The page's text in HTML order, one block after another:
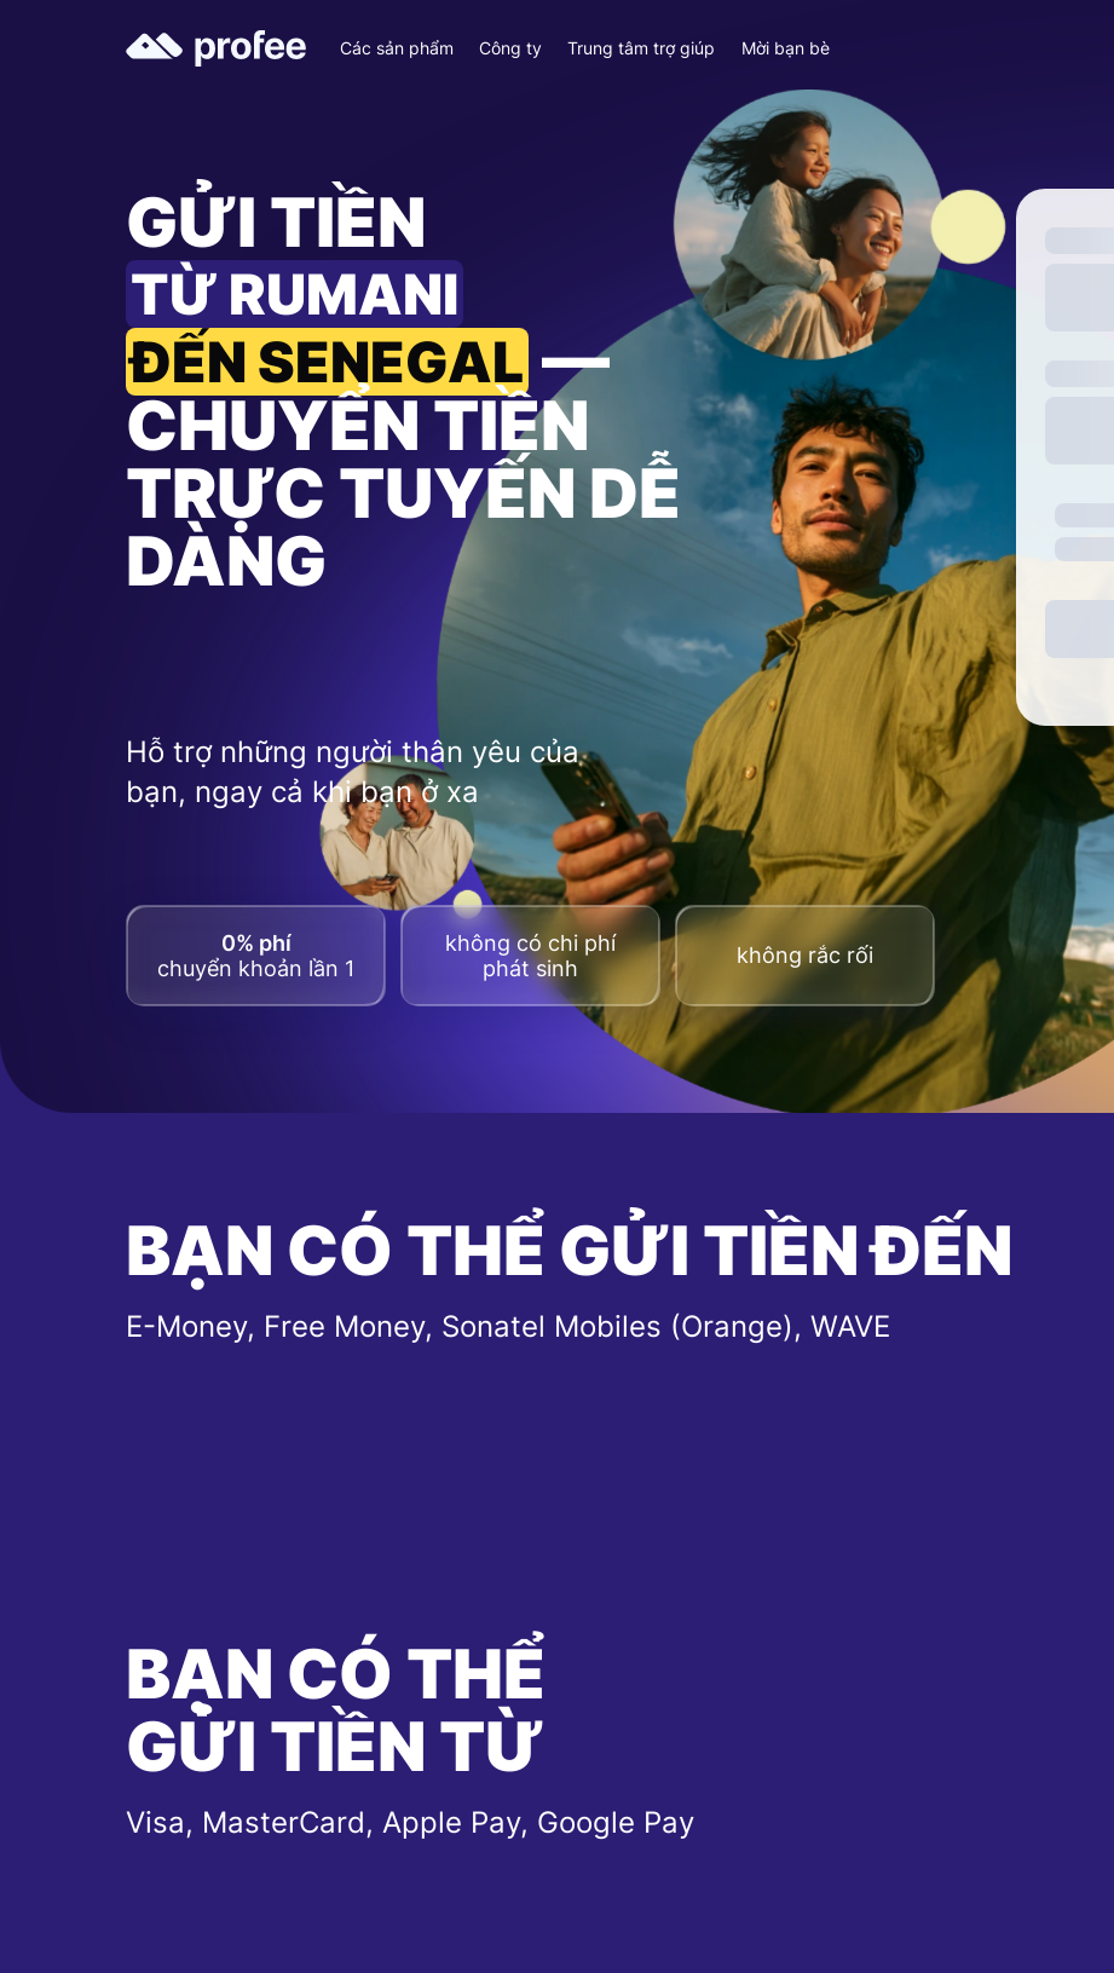
Các sản phẩm Công ty Trung tâm trợ giúp Mời bạn bè
GỬI TIỀN
TỪ RUMANI
ĐẾN SENEGAL —
CHUYỂN TIỀN
TRỰC TUYẾN DỄ
DÀNG
Hỗ trợ những người thân yêu của
bạn, ngay cả khi bạn ở xa
0% phí
chuyển khoản lần 1
không có chi phí
phát sinh
không rắc rối
BẠN CÓ THỂ GỬI TIỀN ĐẾN
E-Money, Free Money, Sonatel Mobiles (Orange), WAVE
BẠN CÓ THỂ
GỬI TIỀN TỪ
Visa, MasterCard, Apple Pay, Google Pay